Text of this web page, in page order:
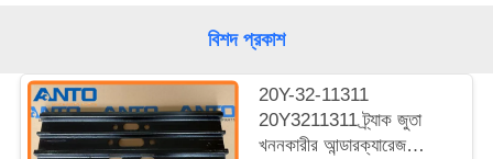
বিশদ প্রকাশ
20Y-32-11311
20Y3211311 ট্র্যাক জুতা
খননকারীর আন্ডারক্যারেজ